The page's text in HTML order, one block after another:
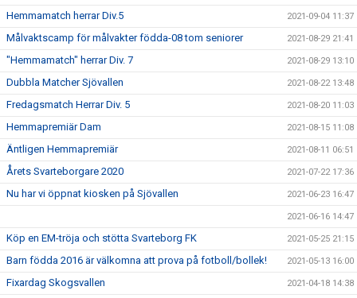
Hemmamatch herrar Div.5 2021-09-04 11:37
Målvaktscamp för målvakter födda-08 tom seniorer 2021-08-29 21:41
"Hemmamatch" herrar Div. 7 2021-08-29 13:10
Dubbla Matcher Sjövallen 2021-08-22 13:48
Fredagsmatch Herrar Div. 5 2021-08-20 11:03
Hemmapremiär Dam 2021-08-15 11:08
Äntligen Hemmapremiär 2021-08-11 06:51
Årets Svarteborgare 2020 2021-07-22 17:36
Nu har vi öppnat kiosken på Sjövallen 2021-06-23 16:47
2021-06-16 14:47
Köp en EM-tröja och stötta Svarteborg FK 2021-05-25 21:15
Barn födda 2016 är välkomna att prova på fotboll/bollek! 2021-05-13 16:00
Fixardag Skogsvallen 2021-04-18 14:38